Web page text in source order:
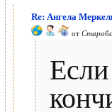
Re: Ангела
от